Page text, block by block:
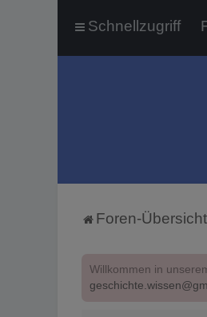
Schnellzugriff
Foren-Übersicht
Willkommen in